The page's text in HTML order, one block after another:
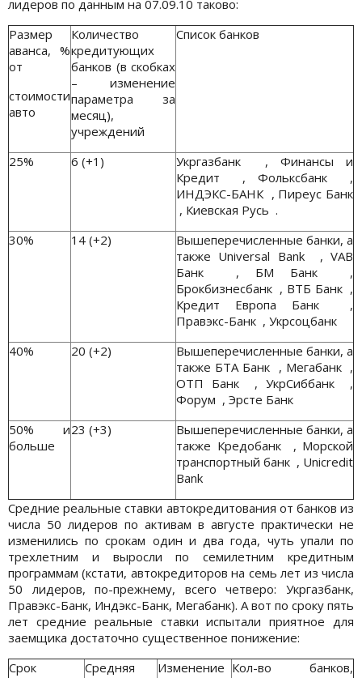
лидеров по данным на 07.09.10 таково:
Размер
аванса, %
от
стоимости
авто
Количество
кредитующих
банков (в скобках
– изменение
параметра за
месяц),
учреждений
Список банков
25% 6 (+1)
Укргазбанк , Финансы и
Кредит , Фольксбанк ,
ИНДЭКС-БАНК , Пиреус Банк
, Киевская Русь .
30%
14 (+2)
Вышеперечисленные банки, а
также Universal Bank , VAB
Банк , БМ Банк ,
Брокбизнесбанк , ВТБ Банк ,
Кредит Европа Банк ,
Правэкс-Банк , Укрсоцбанк
40%
20 (+2)
Вышеперечисленные банки, а
также БТА Банк , Мегабанк ,
ОТП Банк , УкрСиббанк ,
Форум , Эрсте Банк
50% и
больше
23 (+3)
Вышеперечисленные банки, а
также Кредобанк , Морской
транспортный банк , Unicredit
Bank
Средние реальные ставки автокредитования от банков из
числа 50 лидеров по активам в августе практически не
изменились по срокам один и два года, чуть упали по
трехлетним и выросли по семилетним кредитным
программам (кстати, автокредиторов на семь лет из числа
50 лидеров, по-прежнему, всего четверо: Укргазбанк,
Правэкс-Банк, Индэкс-Банк, Мегабанк). А вот по сроку пять
лет средние реальные ставки испытали приятное для
заемщика достаточно существенное понижение:
Срок
Средняя
Изменение Кол-во банков,